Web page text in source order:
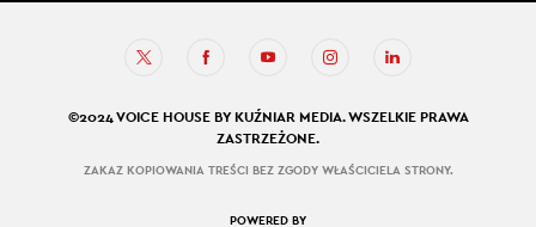
©2024 VOICE HOUSE BY KUŹNIAR MEDIA. WSZELKIE PRAWA
ZASTRZEŻONE.
ZAKAZ KOPIOWANIA TREŚCI BEZ ZGODY WŁAŚCICIELA STRONY.
POWERED BY